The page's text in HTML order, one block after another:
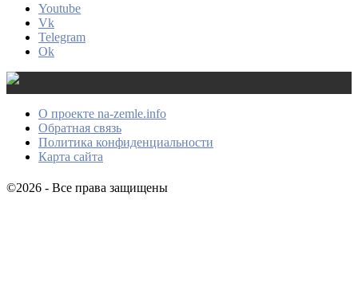
Youtube
Vk
Telegram
Ok
О проекте na-zemle.info
Обратная связь
Политика конфиденциальности
Карта сайта
©2026 - Все права защищены